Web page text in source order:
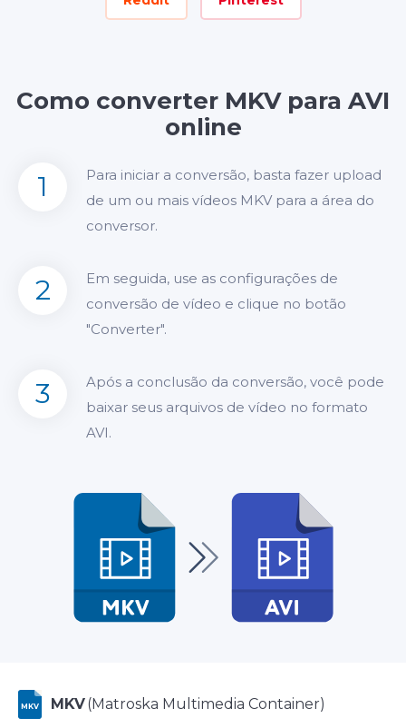
Como converter MKV para AVI
online
1
Para iniciar a conversão, basta fazer upload
de um ou mais vídeos MKV para a área do
conversor.
2
Em seguida, use as configurações de
conversão de vídeo e clique no botão
"Converter".
3
Após a conclusão da conversão, você pode
baixar seus arquivos de vídeo no formato
AVI.
MKV MKV(Matroska Multimedia Container)